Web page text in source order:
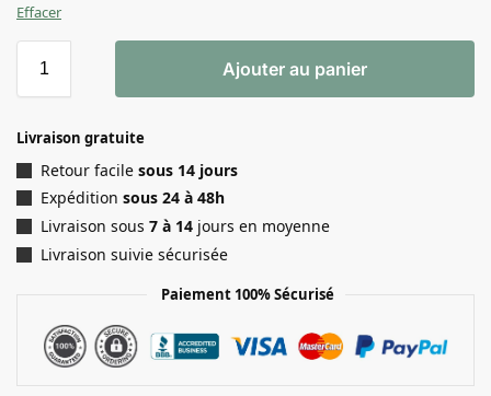
Effacer
Ajouter au panier
Livraison gratuite
Retour facile sous 14 jours
Expédition sous 24 à 48h
Livraison sous 7 à 14 jours en moyenne
Livraison suivie sécurisée
Paiement 100% Sécurisé